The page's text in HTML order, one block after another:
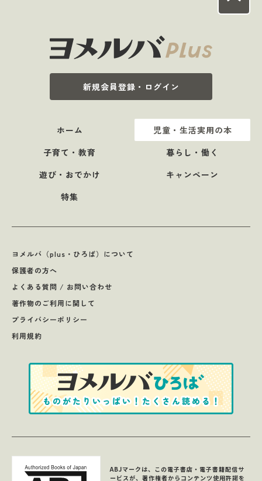
新規会員登録・ログイン
ホーム
児童・生活実用の本
子育て・教育
暮らし・働く
遊び・おでかけ
キャンペーン
特集
ヨメルバ（plus・ひろば）について
保護者の方へ
よくある質問 / お問い合わせ
著作物のご利用に関して
プライバシーポリシー
利用規約
ABJマークは、この電子書店・電子書籍配信サ
ービスが、著作権者からコンテンツ使用許諾を